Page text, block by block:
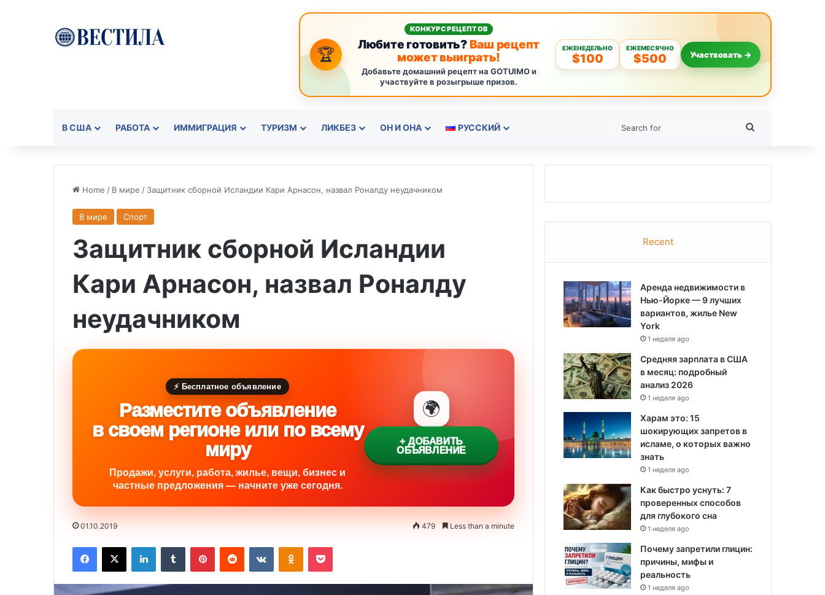
🏆
КОНКУРС РЕЦЕПТОВ
Любите готовить?Ваш рецепт
может выиграть!
Добавьте домашний рецепт на GOTUIMO и
участвуйте в розыгрыше призов.
ЕЖЕНЕДЕЛЬНО
$100
ЕЖЕМЕСЯЧНО
$500 Участвовать →
В США РАБОТА ИММИГРАЦИЯ ТУРИЗМ ЛИКБЕЗ ОН И ОНА РУССКИЙ
Home / В мире / Защитник сборной Исландии Кари Арнасон, назвал Роналду неудачником
В мире Спорт
Защитник сборной Исландии
Кари Арнасон, назвал Роналду
неудачником
⚡ Бесплатное объявление
Разместите объявление
в своем регионе или по всему
миру
Продажи, услуги, работа, жилье, вещи, бизнес и
частные предложения — начните уже сегодня.
🌍
+ ДОБАВИТЬ
ОБЪЯВЛЕНИЕ
01.10.2019 479 Less than a minute
Recent
Аренда недвижимости в
Нью-Йорке — 9 лучших
вариантов, жилье New
York
1 неделя ago
Средняя зарплата в США
в месяц: подробный
анализ 2026
1 неделя ago
Харам это: 15
шокирующих запретов в
исламе, о которых важно
знать
1 неделя ago
Как быстро уснуть: 7
проверенных способов
для глубокого сна
1 неделя ago
Почему запретили глицин:
причины, мифы и
реальность
1 неделя ago